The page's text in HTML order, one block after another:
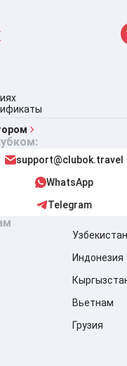
Узбекистан
Индонезия
Вьетнам
Грузия
support@clubok.travel
WhatsApp
Telegram